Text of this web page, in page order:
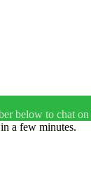
below to chat on
a few minutes.